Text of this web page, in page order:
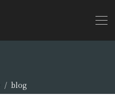
blog